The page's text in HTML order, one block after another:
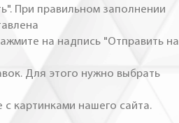
При правильном заполнении
на надпись "Отправить на
Для этого нужно выбрать
картинками нашего сайта.